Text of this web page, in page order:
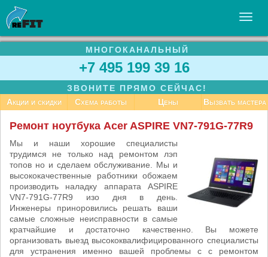
УСЛУГИ
БИЗНЕСУ
СТАТЬИ
МНОГОКАНАЛЬНЫЙ
+7 495 199 39 16
ЗВОНИТЕ ПРЯМО СЕЙЧАС!
Акции и скидки
Схема работы Цены Вызвать мастера
Ремонт ноутбука Acer ASPIRE VN7-791G-77R9
Мы и наши хорошие специалисты
трудимся не только над ремонтом лэп
топов но и сделаем обслуживание. Мы и
высококачественные работники обожаем
производить наладку аппарата ASPIRE
VN7-791G-77R9 изо дня в день.
Инженеры приноровились решать ваши
самые сложные неисправности в самые
кратчайшие и достаточно качественно. Вы можете
организовать выезд высококвалифицированного специалисты
для устранения именно вашей проблемы с с ремонтом